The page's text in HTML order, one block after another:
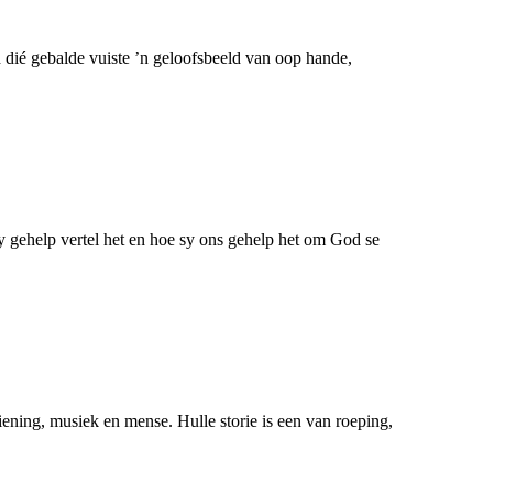
gebalde vuiste ’n geloofsbeeld van oop hande,
vertel het en hoe sy ons gehelp het om God se
musiek en mense. Hulle storie is een van roeping,